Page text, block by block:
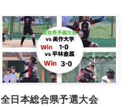
全日本総合県予選大会